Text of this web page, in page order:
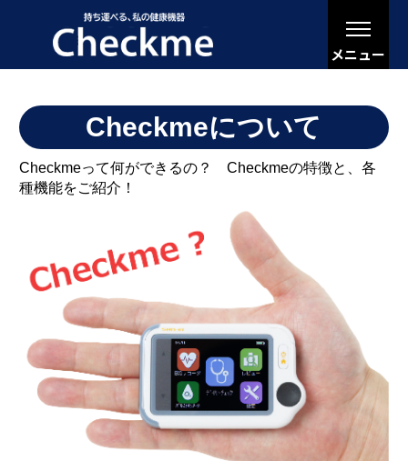
メニュー
Checkmeについて
Checkmeって何ができるの？ Checkmeの特徴と、各
種機能をご紹介！